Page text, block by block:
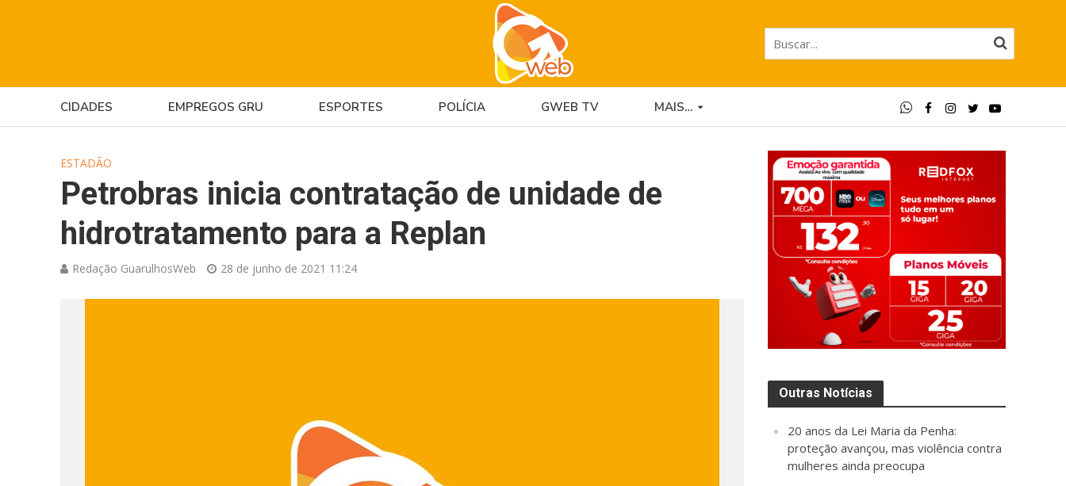
CIDADES EMPREGOS GRU ESPORTES POLÍCIA GWEB TV MAIS…
ESTADÃO
Petrobras inicia contratação de unidade de
hidrotratamento para a Replan
Redação GuarulhosWeb 28 de junho de 2021 11:24
Outras Notícias
20 anos da Lei Maria da Penha:
proteção avançou, mas violência contra
mulheres ainda preocupa